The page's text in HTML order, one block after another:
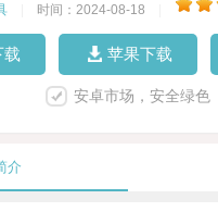
时间：2024-08-18
载 苹果下载
安卓市场，安全绿色
介